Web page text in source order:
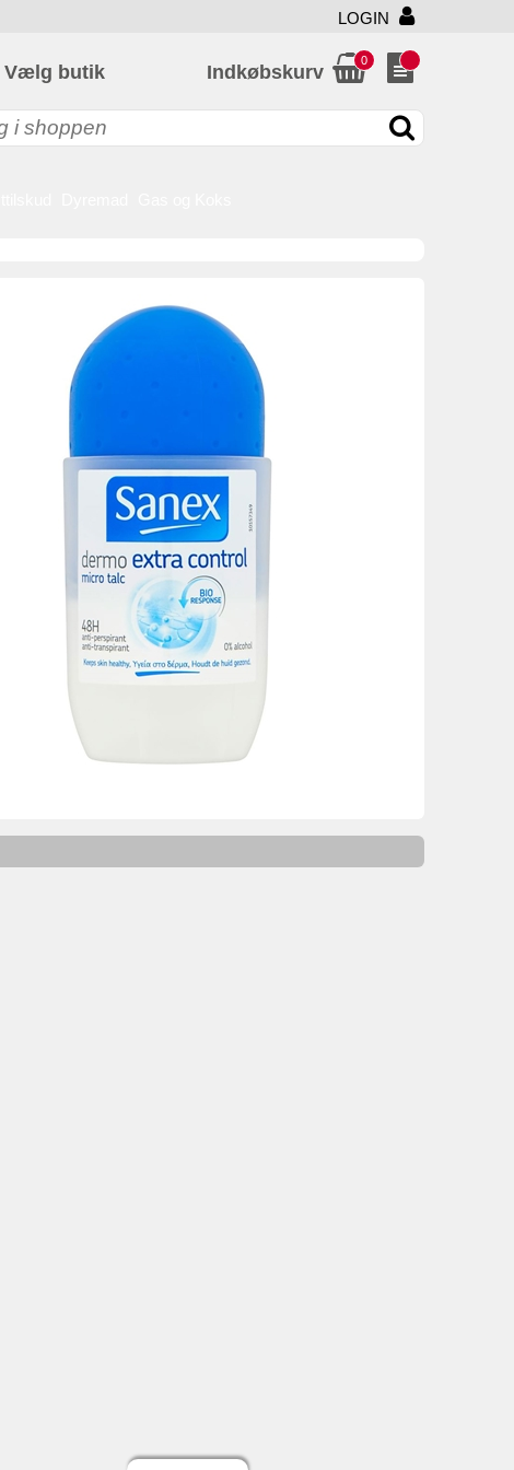
LOGIN
Vælg butik Indkøbskurv
0